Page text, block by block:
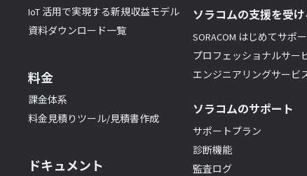
IoT 活用で実現する新規収益モデル
資料ダウンロード一覧
料金
課金体系
料金見積りツール/見積書作成
ドキュメント
ソラコムの支援を受け
SORACOM はじめてサポ
プロフェッショナルサー
エンジニアリングサービ
ソラコムのサポート
サポートプラン
診断機能
監査ログ